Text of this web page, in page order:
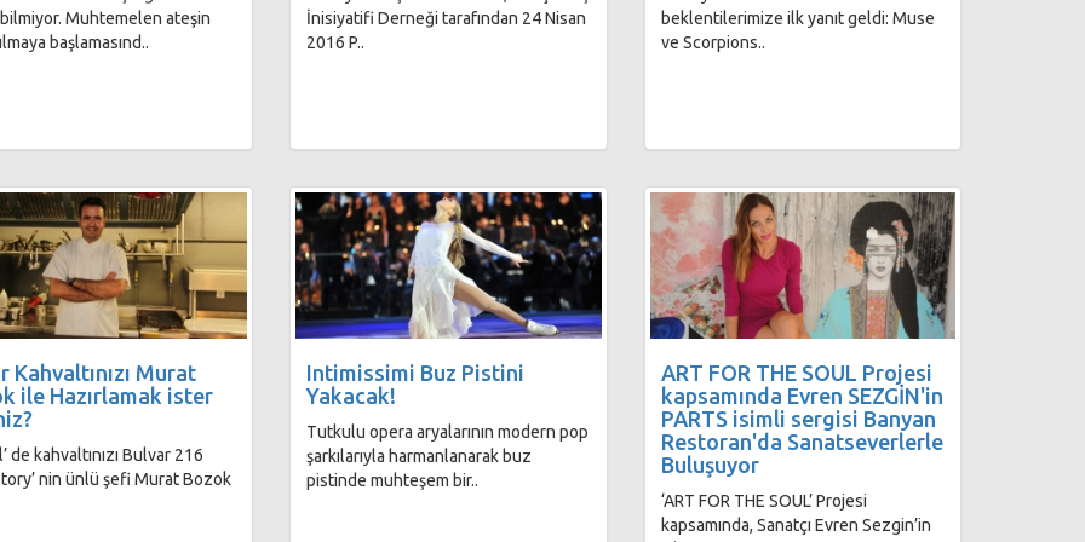
Muhtemelen ateşin
başlamasınd..
İnisiyatifi Derneği tarafından 24 Nisan
2016 P..
beklentilerimize ilk yanıt geldi: Muse
ve Scorpions..
Kahvaltınızı Murat
ile Hazırlamak ister
de kahvaltınızı Bulvar 216
nin ünlü şefi Murat Bozok
Intimissimi Buz Pistini
Yakacak!
Tutkulu opera aryalarının modern pop
şarkılarıyla harmanlanarak buz
pistinde muhteşem bir..
ART FOR THE SOUL Projesi
kapsamında Evren SEZGİN'in
PARTS isimli sergisi Banyan
Restoran'da Sanatseverlerle
Buluşuyor
‘ART FOR THE SOUL’ Projesi
kapsamında, Sanatçı Evren Sezgin’in